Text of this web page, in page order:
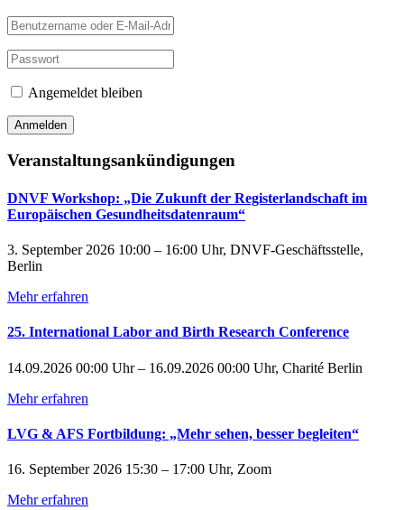
Angemeldet bleiben
Veranstaltungsankündigungen
DNVF Workshop: „Die Zukunft der Registerlandschaft im
Europäischen Gesundheitsdatenraum“
3. September 2026 10:00 – 16:00 Uhr, DNVF-Geschäftsstelle,
Berlin
Mehr erfahren
25. International Labor and Birth Research Conference
14.09.2026 00:00 Uhr – 16.09.2026 00:00 Uhr, Charité Berlin
Mehr erfahren
LVG & AFS Fortbildung: „Mehr sehen, besser begleiten“
16. September 2026 15:30 – 17:00 Uhr, Zoom
Mehr erfahren